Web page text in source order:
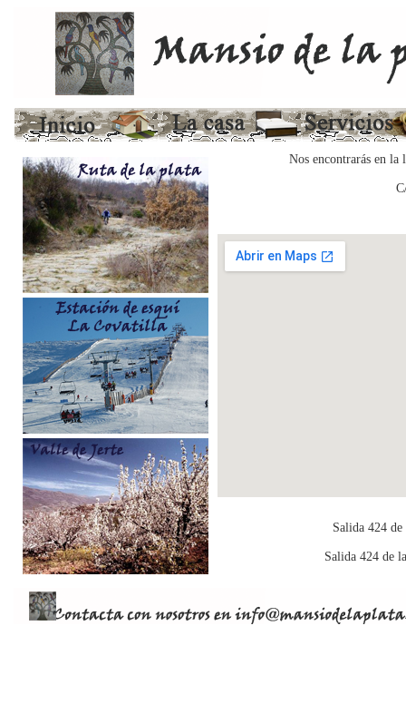
Nos encontrarás en la
Salida 424
Salida 424 de